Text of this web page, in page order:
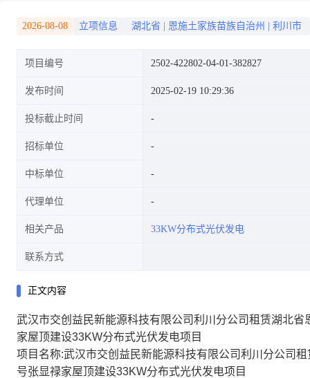
佛堂坝村七组53号张显禄家屋顶
建设33KW分布式光伏发电项目
2026-08-08 立项信息 湖北省 恩施土家族苗族自治州 利川市
项目编号 2502-422802-04-01-382827
发布时间 2025-02-19 10:29:36
投标截止时间
招标单位
中标单位
代理单位
相关产品 33KW分布式光伏发电
联系方式
正文内容
武汉市交创益民新能源科技有限公司利川分公司租赁湖北
家屋顶建设33KW分布式光伏发电项目
项目名称:武汉市交创益民新能源科技有限公司利川分公司
号张显禄家屋顶建设33KW分布式光伏发电项目